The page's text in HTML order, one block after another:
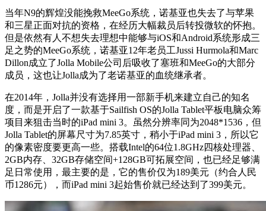
当年N9的辉煌没能挽救MeeGo系统，诺基亚也失去了与苹果
和三星正面对抗的资格，在经历大幅裁员后转投微软的怀抱。
但是依然有人不想失去理想中能够与iOS和Android系统形成三
足之势的MeeGo系统，诺基亚12年老员工Jussi Hurmola和Marc
Dillon成立了Jolla Mobile公司后吸收了塞班和MeeGo的大部分
成员，这也让Jolla成为了老诺基亚的血统继承者。
在2014年，Jolla并没有选择用一部新手机来建立自己的知名
度，而是开启了一款基于Sailfish OS的Jolla Tablet平板电脑众筹
项目来狙击当时的iPad mini 3。虽然分辨率同为2048*1536，但
Jolla Tablet的屏幕尺寸为7.85英寸，稍小于iPad mini 3，所以它
的像素密度要更高一些。搭载Intel的64位1.8GHz四核处理器、
2GB内存、32GB存储空间+128GB可拓展空间，也已经足够满
足日常使用，最主要的是，它的售价仅为189美元（约合人民
币1286元），而iPad mini 3起始售价就已经达到了399美元。